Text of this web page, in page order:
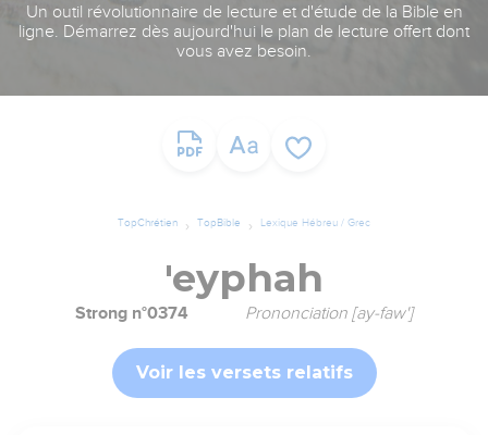
Un outil révolutionnaire de lecture et d'étude de la Bible en
ligne. Démarrez dès aujourd'hui le plan de lecture offert dont
vous avez besoin.
TopChrétien TopBible Lexique Hébreu / Grec
'eyphah
Strong n°0374 Prononciation [ay-faw']
Voir les versets relatifs